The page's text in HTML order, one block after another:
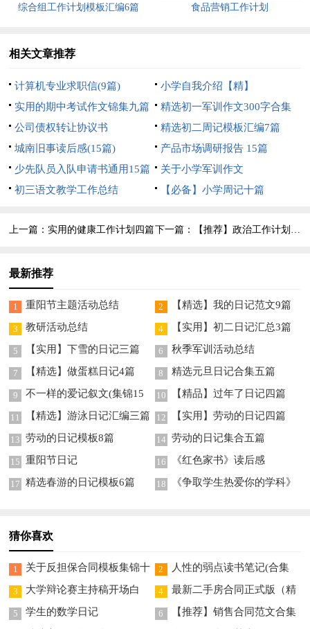
综合组工作计划模板汇编6篇 食品营销工作计划
相关文章推荐
计算机专业求职信(9篇)
小学自我介绍【精】
实用的期中考试作文锦集九篇
精选初一军训作文300字合集
七篇
公司债权转让协议书
精选初二周记模板汇编7篇
城南旧事读后感(15篇)
产品市场调研报告 15篇
少先队员入队申请书通用15篇
关于小学军训作文
初三语文教学工作总结
【必备】小学周记十篇
上一篇：实用的健康工作计划四篇下一篇： 【推荐】政治工作计划3篇
最新推荐
1 重阳节主题活动总结 2 【精选】我的日记范文9篇
3 教研活动总结 4 【实用】初二日记汇总3篇
5 【实用】下雪的日记三篇 6 秋季军训活动总结
7 【精选】做蛋糕日记4篇 8 精选元旦日记合集五篇
9
不一样的爱记叙文(集锦15
篇)
10 【精品】过年了日记四篇
11 【精选】游泳日记汇编三篇 12 【实用】劳动的日记四篇
13 劳动的日记模板8篇 14 劳动的日记集合五篇
15 重阳节日记 16 《红色家书》读后感
17 精选春游的日记模板6篇 18
《争取学生热爱你的学科》
猜你喜欢
1
关于反担保合同模板集锦十
篇
2
人性的弱点读书笔记(合集
15篇)
3 大学辩论赛主持稿开场白 4
最新二手房合同正式版（精
选8篇）
5 学生的数学日记 6
【推荐】销售合同范文合集